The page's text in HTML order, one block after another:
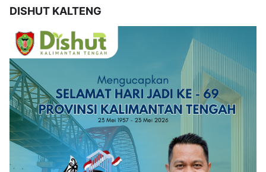
DISHUT KALTENG